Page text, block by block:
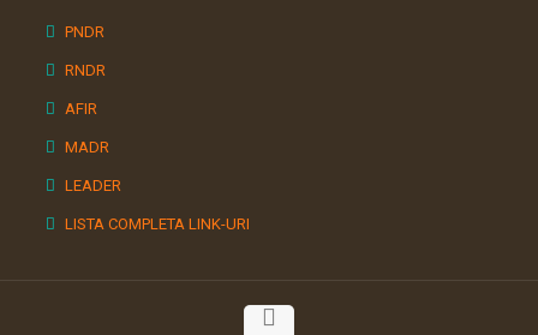
PNDR
RNDR
AFIR
MADR
LEADER
LISTA COMPLETA LINK-URI